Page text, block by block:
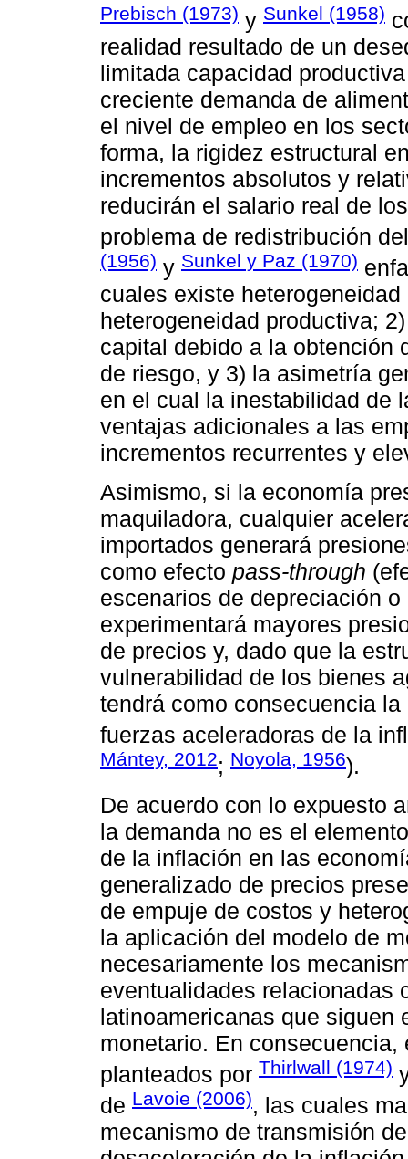
Prebisch (1973) y Sunkel (1958)
realidad resultado de un
limitada capacidad
creciente demanda de
el nivel de empleo en los
forma, la rigidez estructural
incrementos absolutos y
reducirán el salario real de
problema de redistribución
(1956) y Sunkel y Paz (1970)
cuales existe
heterogeneidad productiva;
capital debido a la obtención
de riesgo, y 3) la asimetría
en el cual la inestabilidad de
ventajas adicionales a las
incrementos recurrentes y
Asimismo, si la economía
maquiladora, cualquier
importados generará
como efecto pass-through
escenarios de depreciación
experimentará mayores
de precios y, dado que la
vulnerabilidad de los bienes
tendrá como consecuencia
fuerzas aceleradoras de la
Mántey, 2012; Noyola, 1956).
De acuerdo con lo expuesto
la demanda no es el
de la inflación en las
generalizado de precios
de empuje de costos y
la aplicación del modelo de
necesariamente los
eventualidades relacionadas
latinoamericanas que siguen
monetario. En
planteados por Thirlwall (1974)
de Lavoie (2006), las cuales
mecanismo de transmisión